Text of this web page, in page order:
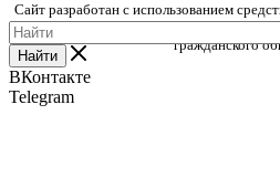
Сайт разработан с использованием
Федерации, предоставленного Фондом
гражданского
Найти
ВКонтакте
Telegram